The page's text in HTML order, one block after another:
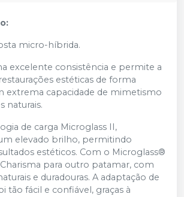
micro-híbrida.
excelente consistência e permite a
estéticas de forma
extrema capacidade de mimetismo
naturais.
de carga Microglass II,
elevado brilho, permitindo
estéticos. Com o Microglass®
para outro patamar, com
e duradouras. A adaptação de
tão fácil e confiável, graças à